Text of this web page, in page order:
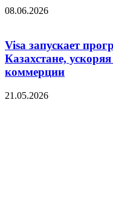
08.06.2026
Visa запускает
Казахстане,
коммерции
21.05.2026